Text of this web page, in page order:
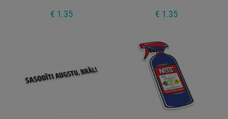
€ 1.35 € 1.35